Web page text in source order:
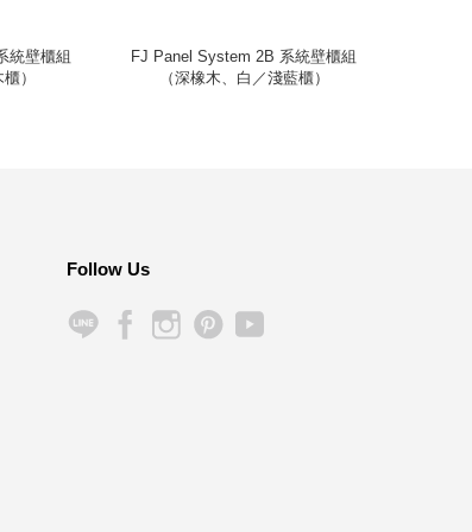
統壁櫃組
）
FJ Panel System 2B 系統壁櫃組
（深橡木、白／淺藍櫃）
Follow Us